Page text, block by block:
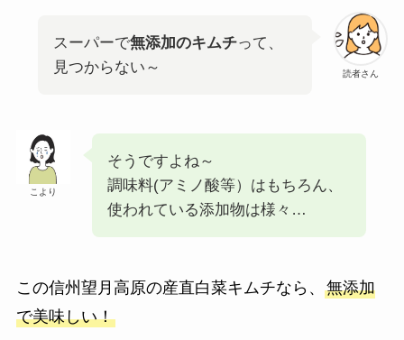
読者さん
スーパーで無添加のキムチって、
見つからない～
こより
そうですよね～
調味料(アミノ酸等）はもちろん、
使われている添加物は様々…
この信州望月高原の産直白菜キムチなら、 無添加
で美味しい！